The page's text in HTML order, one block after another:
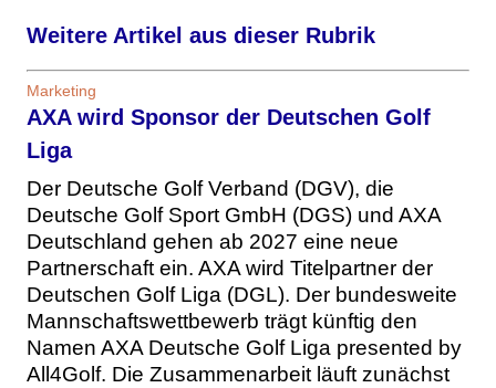
Weitere Artikel aus dieser Rubrik
Marketing
AXA wird Sponsor der Deutschen Golf
Liga
Der Deutsche Golf Verband (DGV), die
Deutsche Golf Sport GmbH (DGS) und AXA
Deutschland gehen ab 2027 eine neue
Partnerschaft ein. AXA wird Titelpartner der
Deutschen Golf Liga (DGL). Der bundesweite
Mannschaftswettbewerb trägt künftig den
Namen AXA Deutsche Golf Liga presented by
All4Golf. Die Zusammenarbeit läuft zunächst